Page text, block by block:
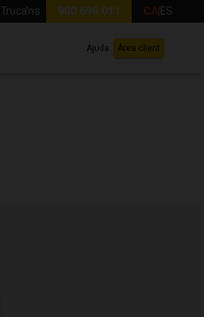
Truca'ns 900 696 011 CAES
Ajuda Àrea client